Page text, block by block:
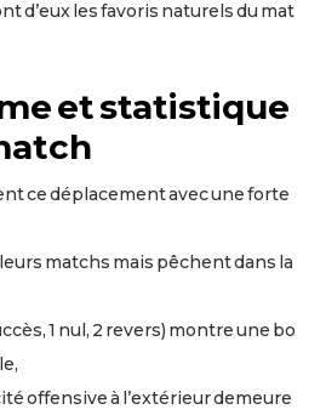
d’eux les favoris naturels du mat
et statistique
ce déplacement avec une forte
matchs mais pêchent dans la
1 nul, 2 revers) montre une bo
offensive à l’extérieur demeure